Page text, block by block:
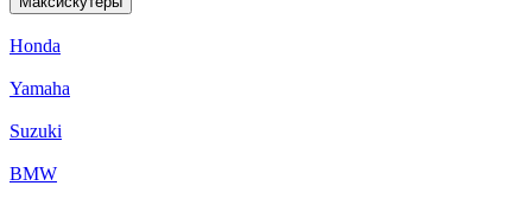
Honda
Yamaha
Suzuki
BMW